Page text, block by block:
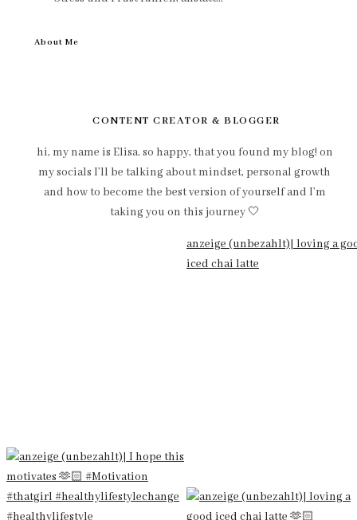
About Me
CONTENT CREATOR & BLOGGER
hi, my name is Elisa. so happy, that you found my blog! on
my socials I’ll be talking about mindset, personal growth
and how to become the best version of yourself and I’m
taking you on this journey 🤍
anzeige (unbezahlt)| loving a
iced chai latte